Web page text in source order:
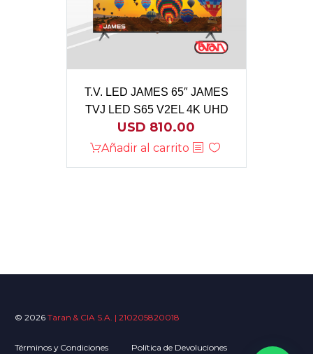
T.V. LED JAMES 65″ JAMES
TVJ LED S65 V2EL 4K UHD
USD 810.00
Añadir al carrito
© 2026 Taran & CIA S.A. | 210205820018
Términos y Condiciones Política de Devoluciones